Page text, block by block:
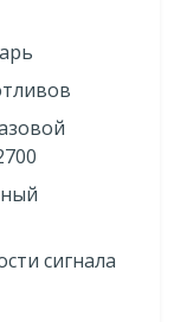
сигнала